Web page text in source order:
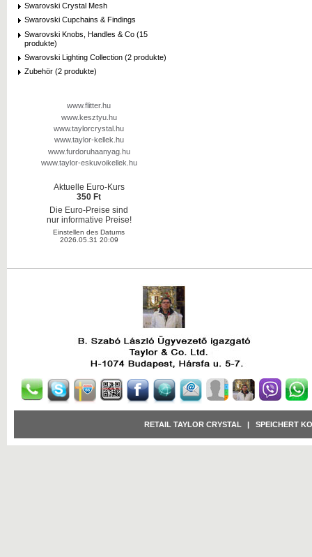
Swarovski Crystal Mesh
Swarovski Cupchains & Findings
Swarovski Knobs, Handles & Co (15
produkte)
Swarovski Lighting Collection (2 produkte)
Zubehör (2 produkte)
www.flitter.hu
www.kesztyu.hu
www.taylorcrystal.hu
www.taylor-kellek.hu
www.furdoruhaanyag.hu
www.taylor-eskuvoikellek.hu
Aktuelle Euro-Kurs
350 Ft
Die Euro-Preise sind
nur informative Preise!
Einstellen des Datums
2026.05.31 20:09
RETAIL TAYLOR CRYSTAL SPEICHERT